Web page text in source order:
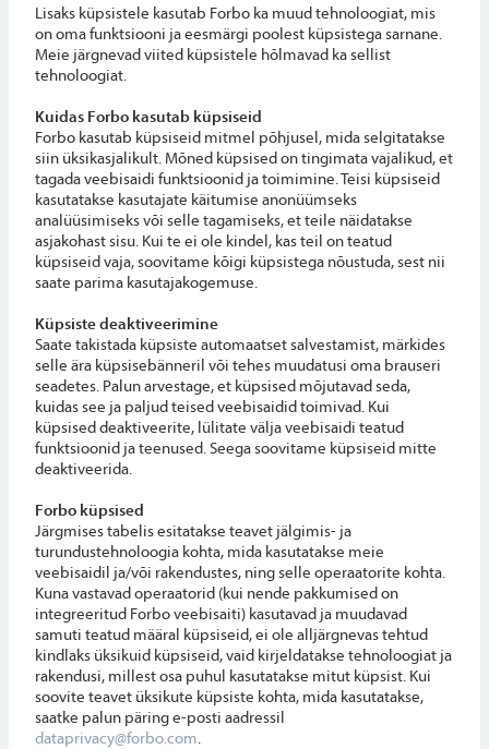
Lisaks küpsistele kasutab Forbo ka muud tehnoloogiat, mis
on oma funktsiooni ja eesmärgi poolest küpsistega sarnane.
Meie järgnevad viited küpsistele hõlmavad ka sellist
tehnoloogiat.
Kuidas Forbo kasutab küpsiseid
Forbo kasutab küpsiseid mitmel põhjusel, mida selgitatakse
siin üksikasjalikult. Mõned küpsised on tingimata vajalikud, et
tagada veebisaidi funktsioonid ja toimimine. Teisi küpsiseid
kasutatakse kasutajate käitumise anonüümseks
analüüsimiseks või selle tagamiseks, et teile näidatakse
asjakohast sisu. Kui te ei ole kindel, kas teil on teatud
küpsiseid vaja, soovitame kõigi küpsistega nõustuda, sest nii
saate parima kasutajakogemuse.
Küpsiste deaktiveerimine
Saate takistada küpsiste automaatset salvestamist, märkides
selle ära küpsisebänneril või tehes muudatusi oma brauseri
seadetes. Palun arvestage, et küpsised mõjutavad seda,
kuidas see ja paljud teised veebisaidid toimivad. Kui
küpsised deaktiveerite, lülitate välja veebisaidi teatud
funktsioonid ja teenused. Seega soovitame küpsiseid mitte
deaktiveerida.
Forbo küpsised
Järgmises tabelis esitatakse teavet jälgimis- ja
turundustehnoloogia kohta, mida kasutatakse meie
veebisaidil ja/või rakendustes, ning selle operaatorite kohta.
Kuna vastavad operaatorid (kui nende pakkumised on
integreeritud Forbo veebisaiti) kasutavad ja muudavad
samuti teatud määral küpsiseid, ei ole alljärgnevas tehtud
kindlaks üksikuid küpsiseid, vaid kirjeldatakse tehnoloogiat ja
rakendusi, millest osa puhul kasutatakse mitut küpsist. Kui
soovite teavet üksikute küpsiste kohta, mida kasutatakse,
saatke palun päring e-posti aadressil
dataprivacy@forbo.com